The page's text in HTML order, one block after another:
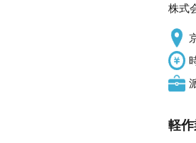
株式
軽